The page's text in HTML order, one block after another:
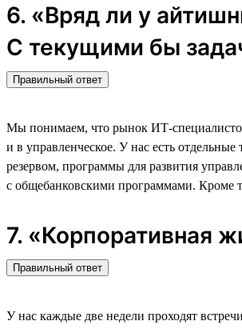
6. «Вряд ли у
С текущими бы
Правильный ответ
Мы понимаем, что рынок ИТ-
и в управленческое. У нас есть
резервом, программы для развития
с общебанковскими программами. Кроме
7. «Корпоративная
Правильный ответ
У нас каждые две недели проходят